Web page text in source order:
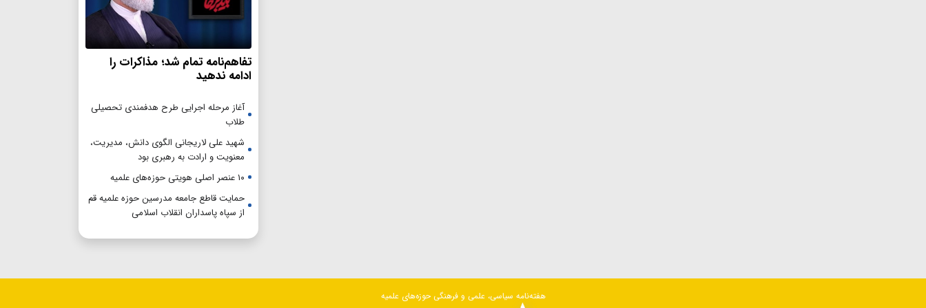
تفاهم‌نامه تمام شد؛ مذاکرات را
ادامه ندهید
آغاز مرحله اجرایی طرح هدفمندی تحصیلی
طلاب
شهید علی لاریجانی الگوی دانش، مدیریت،
معنویت و ارادت به رهبری بود
۱۰ عنصر اصلی هویتی حوزه‌های علمیه
حمایت قاطع جامعه مدرسین حوزه علمیه قم
از سپاه پاسداران انقلاب اسلامی
هفته‌نامه سیاسی، علمی و فرهنگی حوزه‌های علمیه